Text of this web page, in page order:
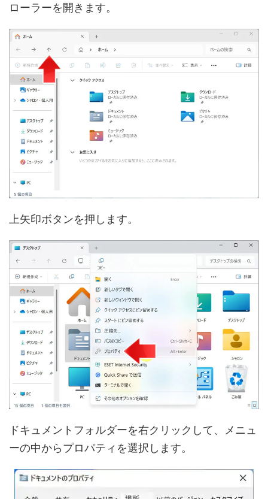
ローラーを開きます。
上矢印ボタンを押します。
ドキュメントフォルダーを右クリックして、メニュ
ーの中からプロパティを選択します。